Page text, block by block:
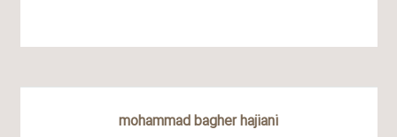
mohammad bagher hajiani